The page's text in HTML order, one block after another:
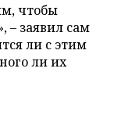
чтобы
– заявил сам
ли с этим
ли их